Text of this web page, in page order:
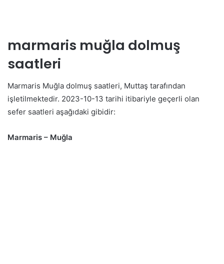
marmaris muğla dolmuş
saatleri
Marmaris Muğla dolmuş saatleri, Muttaş tarafından
işletilmektedir. 2023-10-13 tarihi itibariyle geçerli olan
sefer saatleri aşağıdaki gibidir:
Marmaris – Muğla